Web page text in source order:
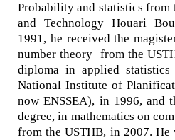
Probability and statistics from
and Technology Houari
1991, he received the
number theory from the
diploma in applied
National Institute of
now ENSSEA), in 1996, and
degree, in mathematics on
from the USTHB, in 2007. He